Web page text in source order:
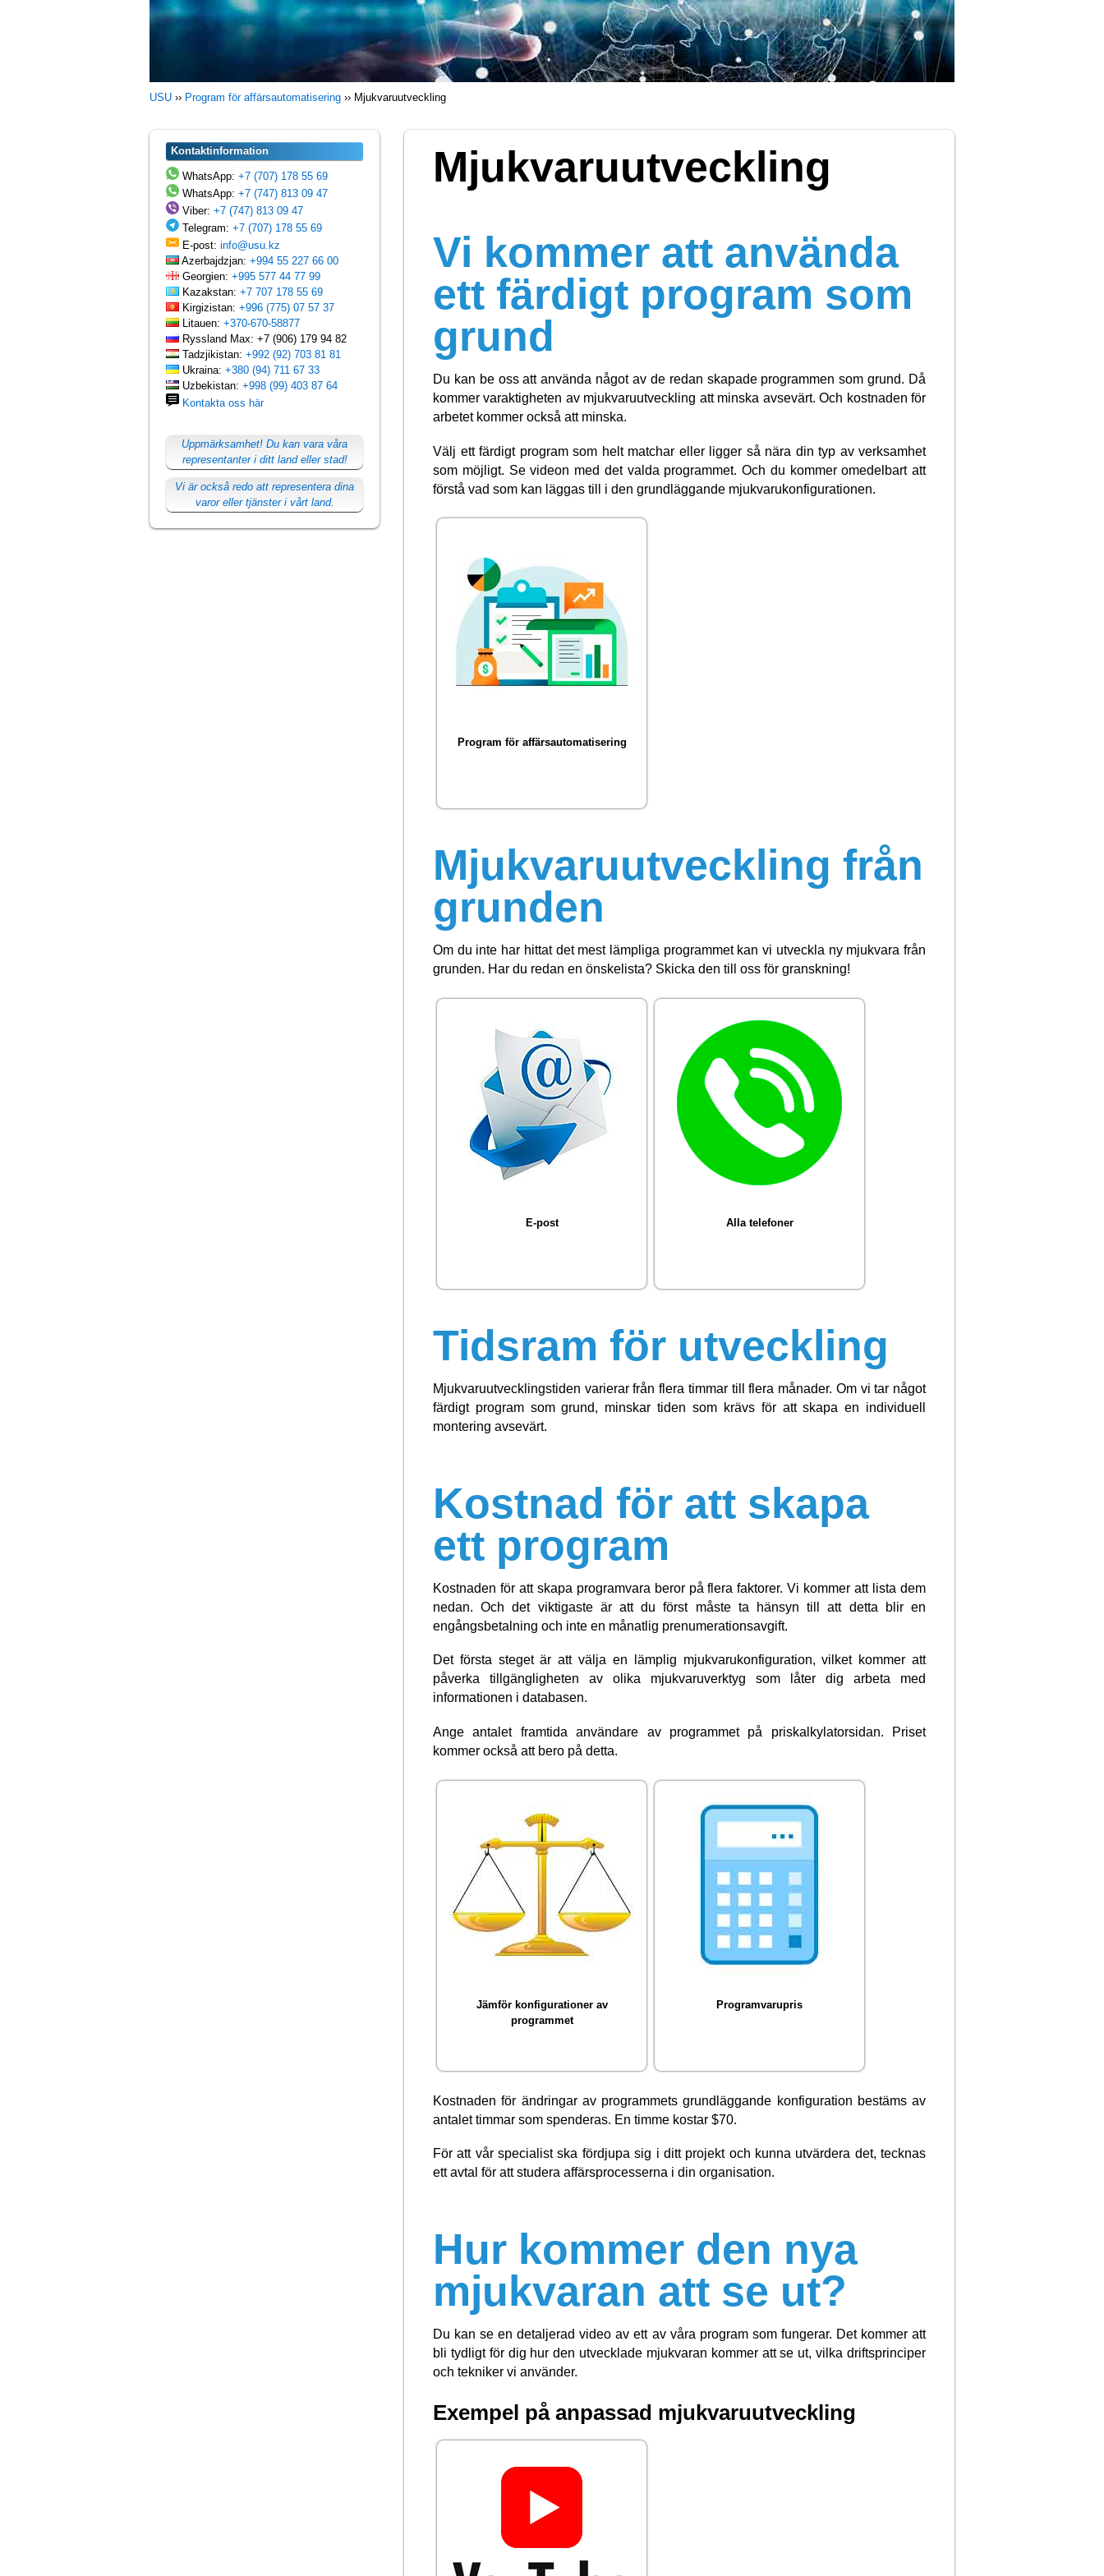
USU ›› Program för affärsautomatisering ›› Mjukvaruutveckling
Mjukvaruutveckling
Vi kommer att använda
ett färdigt program som
grund
Du kan be oss att använda något av de redan skapade programmen som grund. Då
kommer varaktigheten av mjukvaruutveckling att minska avsevärt. Och kostnaden för
arbetet kommer också att minska.
Välj ett färdigt program som helt matchar eller ligger så nära din typ av verksamhet
som möjligt. Se videon med det valda programmet. Och du kommer omedelbart att
förstå vad som kan läggas till i den grundläggande mjukvarukonfigurationen.
Program för affärsautomatisering
Mjukvaruutveckling från
grunden
Om du inte har hittat det mest lämpliga programmet kan vi utveckla ny mjukvara från
grunden. Har du redan en önskelista? Skicka den till oss för granskning!
E-post Alla telefoner
Tidsram för utveckling
Mjukvaruutvecklingstiden varierar från flera timmar till flera månader. Om vi tar något
färdigt program som grund, minskar tiden som krävs för att skapa en individuell
montering avsevärt.
Kostnad för att skapa
ett program
Kostnaden för att skapa programvara beror på flera faktorer. Vi kommer att lista dem
nedan. Och det viktigaste är att du först måste ta hänsyn till att detta blir en
engångsbetalning och inte en månatlig prenumerationsavgift.
Det första steget är att välja en lämplig mjukvarukonfiguration, vilket kommer att
påverka tillgängligheten av olika mjukvaruverktyg som låter dig arbeta med
informationen i databasen.
Ange antalet framtida användare av programmet på priskalkylatorsidan. Priset
kommer också att bero på detta.
Jämför konfigurationer av
programmet
Programvarupris
Kostnaden för ändringar av programmets grundläggande konfiguration bestäms av
antalet timmar som spenderas. En timme kostar $70.
För att vår specialist ska fördjupa sig i ditt projekt och kunna utvärdera det, tecknas
ett avtal för att studera affärsprocesserna i din organisation.
Hur kommer den nya
mjukvaran att se ut?
Du kan se en detaljerad video av ett av våra program som fungerar. Det kommer att
bli tydligt för dig hur den utvecklade mjukvaran kommer att se ut, vilka driftsprinciper
och tekniker vi använder.
Exempel på anpassad mjukvaruutveckling
Kontaktinformation
WhatsApp: +7 (707) 178 55 69
WhatsApp: +7 (747) 813 09 47
Viber: +7 (747) 813 09 47
Telegram: +7 (707) 178 55 69
E-post: info@usu.kz
Azerbajdzjan: +994 55 227 66 00
Georgien: +995 577 44 77 99
Kazakstan: +7 707 178 55 69
Kirgizistan: +996 (775) 07 57 37
Litauen: +370-670-58877
Ryssland Max: +7 (906) 179 94 82
Tadzjikistan: +992 (92) 703 81 81
Ukraina: +380 (94) 711 67 33
Uzbekistan: +998 (99) 403 87 64
Kontakta oss här
Uppmärksamhet! Du kan vara våra
representanter i ditt land eller stad!
Vi är också redo att representera dina
varor eller tjänster i vårt land.